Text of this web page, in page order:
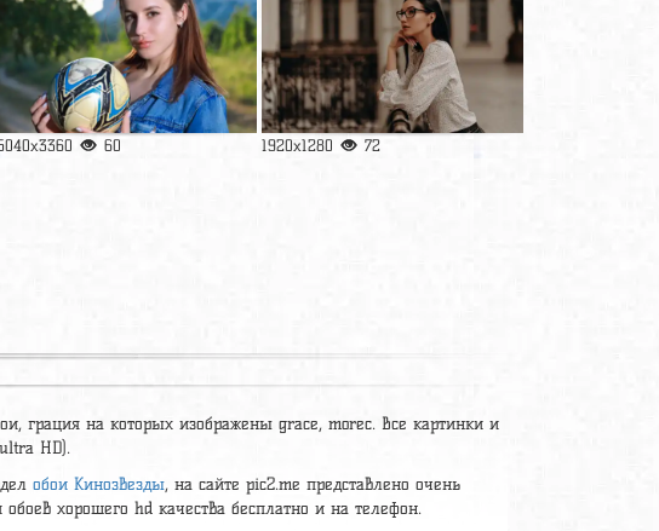
60 1920x1280 72
грация на которых изображены grace, morec. Все картинки и
HD).
обои Кинозвезды, на сайте pic2.me представлено очень
хорошего hd качества бесплатно и на телефон.